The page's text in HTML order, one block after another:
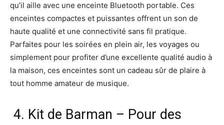
qu’il aille avec une enceinte Bluetooth portable. Ces
enceintes compactes et puissantes offrent un son de
haute qualité et une connectivité sans fil pratique.
Parfaites pour les soirées en plein air, les voyages ou
simplement pour profiter d’une excellente qualité audio à
la maison, ces enceintes sont un cadeau sûr de plaire à
tout homme amateur de musique.
4. Kit de Barman – Pour des